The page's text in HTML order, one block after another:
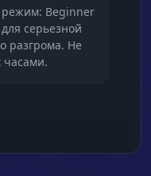
режим: Beginner
серьезной
разгрома. Не
часами.
делают